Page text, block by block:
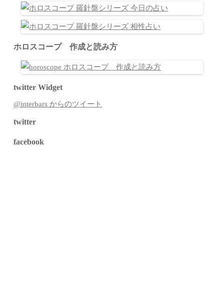
ホロスコープ 作成と読み方
twitter Widget
@interbars からのツイート
twitter
facebook